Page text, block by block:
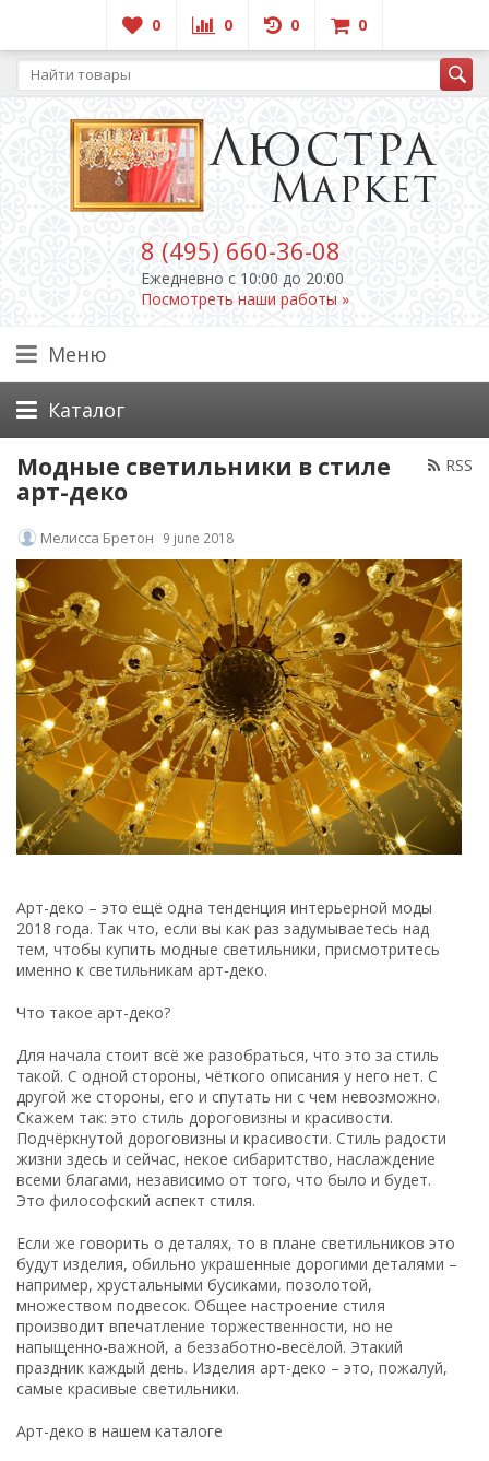
0 0 0 0
8 (495) 660-36-08
Ежедневно c 10:00 до 20:00
Посмотреть наши работы »
Меню
Каталог
RSS
Модные светильники в стиле
арт-деко
Мелисса Бретон 9 june 2018
Арт-деко – это ещё одна тенденция интерьерной моды
2018 года. Так что, если вы как раз задумываетесь над
тем, чтобы купить модные светильники, присмотритесь
именно к светильникам арт-деко.
Что такое арт-деко?
Для начала стоит всё же разобраться, что это за стиль
такой. С одной стороны, чёткого описания у него нет. С
другой же стороны, его и спутать ни с чем невозможно.
Скажем так: это стиль дороговизны и красивости.
Подчёркнутой дороговизны и красивости. Стиль радости
жизни здесь и сейчас, некое сибаритство, наслаждение
всеми благами, независимо от того, что было и будет.
Это философский аспект стиля.
Если же говорить о деталях, то в плане светильников это
будут изделия, обильно украшенные дорогими деталями –
например, хрустальными бусиками, позолотой,
множеством подвесок. Общее настроение стиля
производит впечатление торжественности, но не
напыщенно-важной, а беззаботно-весёлой. Этакий
праздник каждый день. Изделия арт-деко – это, пожалуй,
самые красивые светильники.
Арт-деко в нашем каталоге